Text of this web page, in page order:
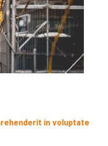
in voluptate